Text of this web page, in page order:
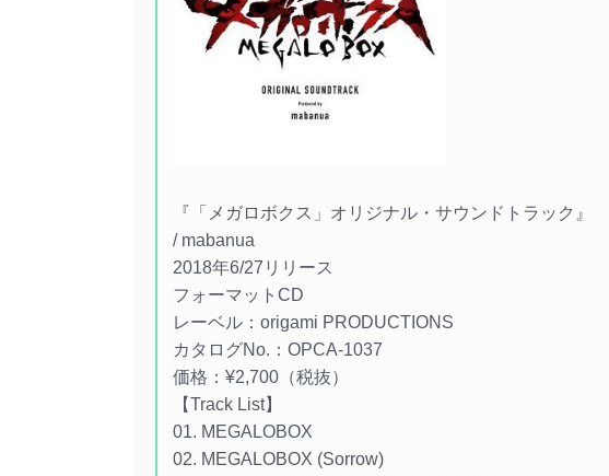
『「メガロボクス」オリジナル・サウンドトラック』
/ mabanua
2018年6/27リリース
フォーマットCD
レーベル：origami PRODUCTIONS
カタログNo.：OPCA-1037
価格：¥2,700（税抜）
【Track List】
01. MEGALOBOX
02. MEGALOBOX (Sorrow)